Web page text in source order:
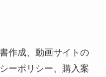
作成、動画サイトの
ーポリシー、購入案